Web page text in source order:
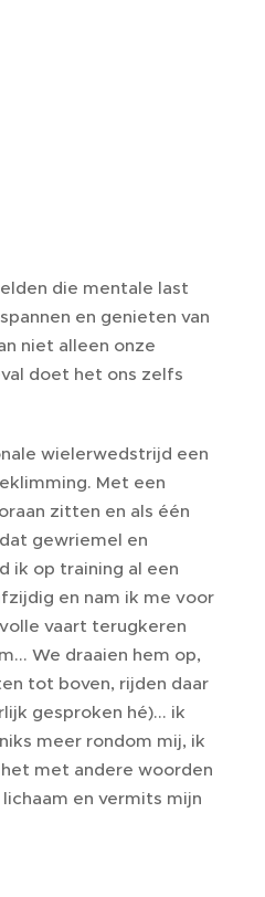
die mentale last
en genieten van
niet alleen onze
doet het ons zelfs
wielerwedstrijd een
Met een
zitten en als één
gewriemel en
ik op training al een
en nam ik me voor
vaart terugkeren
We draaien hem op,
tot boven, rijden daar
gesproken hé)... ik
meer rondom mij, ik
met andere woorden
en vermits mijn